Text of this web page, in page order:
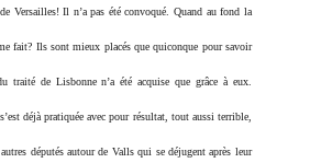
Versailles! Il n’a pas été convoqué. Quand au fond la
fait? Ils sont mieux placés que quiconque pour savoir
de Lisbonne n’a été acquise que grâce à eux.
déjà pratiquée avec pour résultat, tout aussi terrible,
députés autour de Valls qui se déjugent après leur